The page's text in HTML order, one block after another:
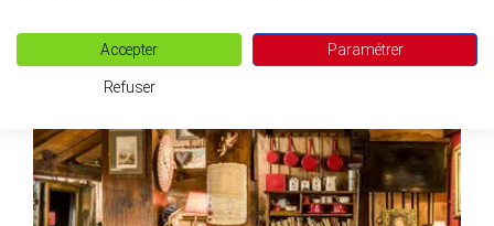
Accepter Paramétrer
Refuser